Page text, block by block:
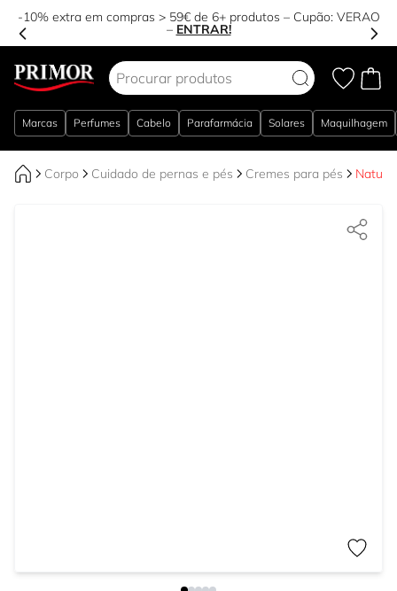
produtos – Cupão:VERAO Estás a apenas 25,00
Marcas Perfumes Cabelo Parafarmácia Solares Maquilhagem
Corpo Cuidado de pernas e pés Cremes para pés